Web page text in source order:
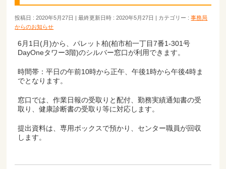
投稿日 : 2020年5月27日 最終更新日時 : 2020年5月27日 カテゴリー :事務局
からのお知らせ
6月1日(月)から、パレット柏(柏市柏一丁目7番1-301号
DayOneタワー3階)のシルバー窓口が利用できます。
時間帯：平日の午前10時から正午、午後1時から午後4時ま
でとなります。
窓口では、作業日報の受取りと配付、勤務実績通知書の受
取り、健康診断書の受取り等に対応します。
提出資料は、専用ボックスで預かり、センター職員が回収
します。